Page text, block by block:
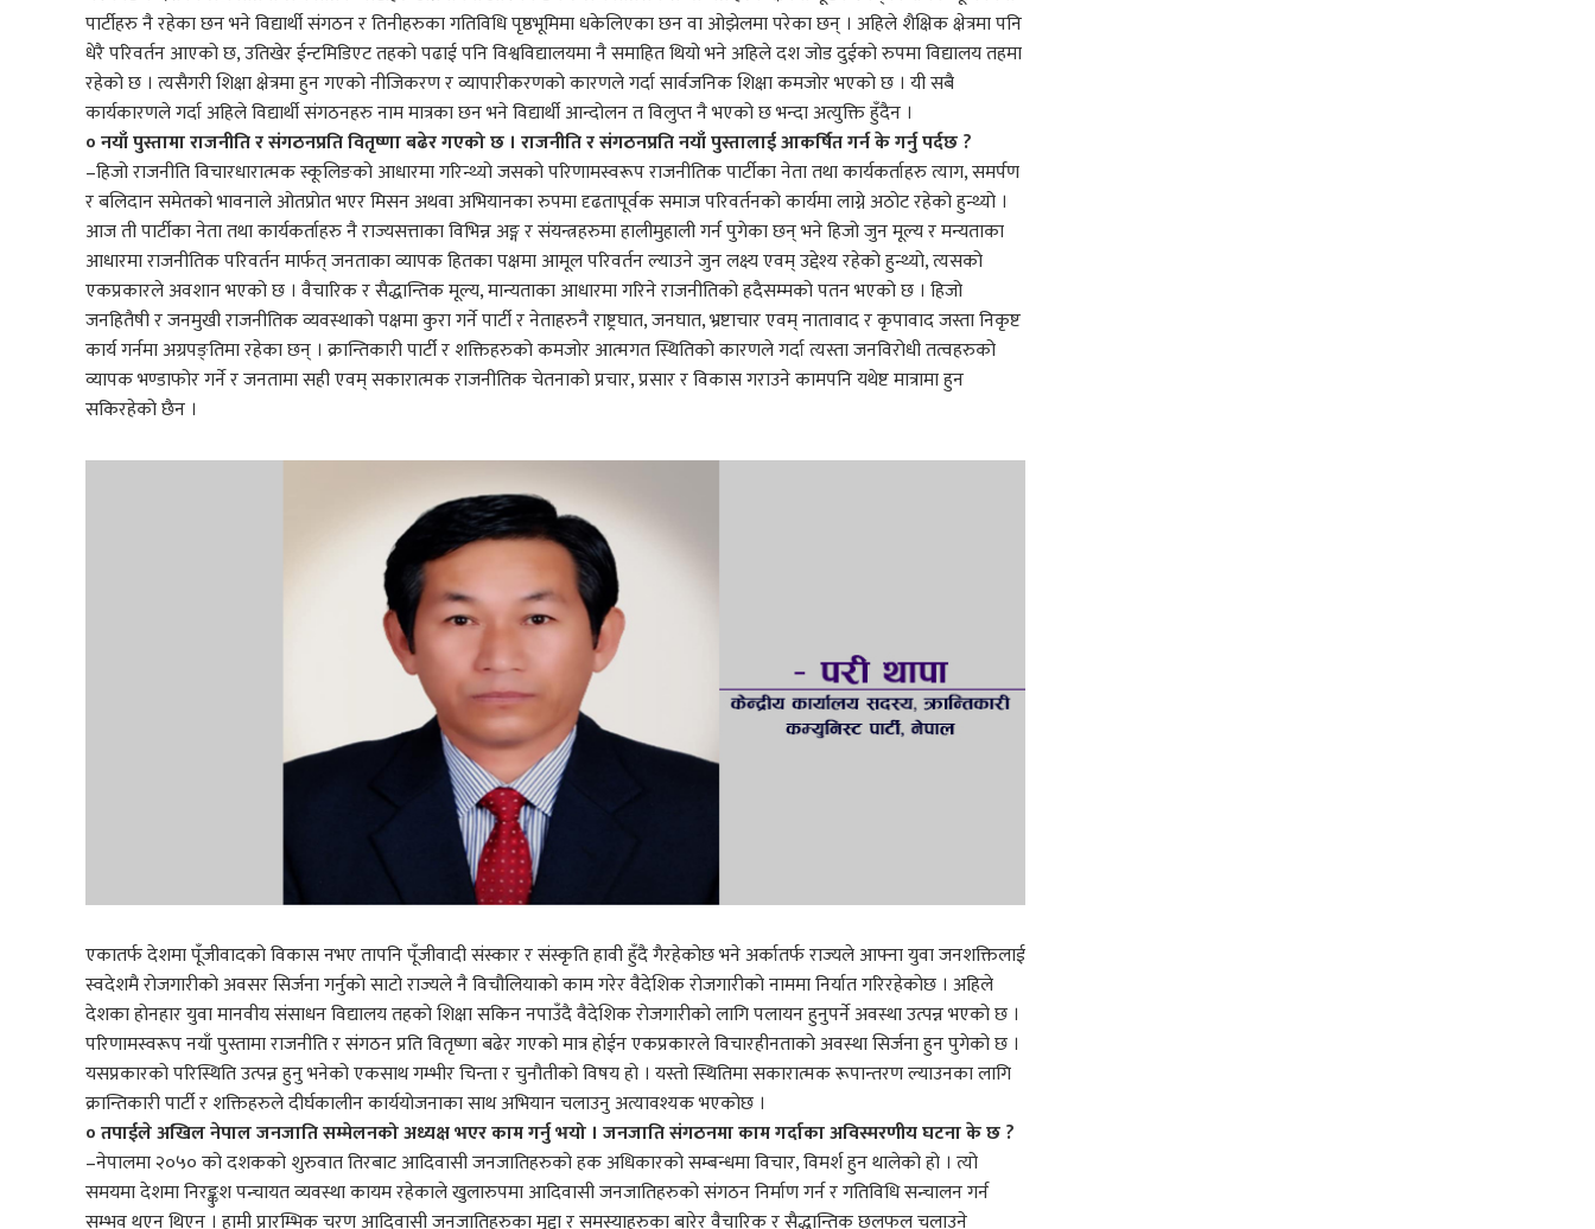
पार्टीहरु नै रहेका छन भने विद्यार्थी संगठन र तिनीहरुका गतिविधि पृष्ठभूमिमा धकेलिएका छन वा ओझेलमा परेका छन् । अहिले शैक्षिक क्षेत्रमा पनि
धेरै परिवर्तन आएको छ, उतिखेर ईन्टमिडिएट तहको पढाई पनि विश्वविद्यालयमा नै समाहित थियो भने अहिले दश जोड दुईको रुपमा विद्यालय तहमा
रहेको छ । त्यसैगरी शिक्षा क्षेत्रमा हुन गएको नीजिकरण र व्यापारीकरणको कारणले गर्दा सार्वजनिक शिक्षा कमजोर भएको छ । यी सबै
कार्यकारणले गर्दा अहिले विद्यार्थी संगठनहरु नाम मात्रका छन भने विद्यार्थी आन्दोलन त विलुप्त नै भएको छ भन्दा अत्युक्ति हुँदैन ।
० नयाँ पुस्तामा राजनीति र संगठनप्रति वितृष्णा बढेर गएको छ । राजनीति र संगठनप्रति नयाँ पुस्तालाई आकर्षित गर्न के गर्नु पर्दछ ?
–हिजो राजनीति विचारधारात्मक स्कूलिङको आधारमा गरिन्थ्यो जसको परिणामस्वरूप राजनीतिक पार्टीका नेता तथा कार्यकर्ताहरु त्याग, समर्पण
र बलिदान समेतको भावनाले ओतप्रोत भएर मिसन अथवा अभियानका रुपमा दृढतापूर्वक समाज परिवर्तनको कार्यमा लाग्ने अठोट रहेको हुन्थ्यो ।
आज ती पार्टीका नेता तथा कार्यकर्ताहरु नै राज्यसत्ताका विभिन्न अङ्ग र संयन्त्रहरुमा हालीमुहाली गर्न पुगेका छन् भने हिजो जुन मूल्य र मन्यताका
आधारमा राजनीतिक परिवर्तन मार्फत् जनताका व्यापक हितका पक्षमा आमूल परिवर्तन ल्याउने जुन लक्ष्य एवम् उद्देश्य रहेको हुन्थ्यो, त्यसको
एकप्रकारले अवशान भएको छ । वैचारिक र सैद्धान्तिक मूल्य, मान्यताका आधारमा गरिने राजनीतिको हदैसम्मको पतन भएको छ । हिजो
जनहितैषी र जनमुखी राजनीतिक व्यवस्थाको पक्षमा कुरा गर्ने पार्टी र नेताहरुनै राष्ट्रघात, जनघात, भ्रष्टाचार एवम् नातावाद र कृपावाद जस्ता निकृष्ट
कार्य गर्नमा अग्रपङ्तिमा रहेका छन् । क्रान्तिकारी पार्टी र शक्तिहरुको कमजोर आत्मगत स्थितिको कारणले गर्दा त्यस्ता जनविरोधी तत्वहरुको
व्यापक भण्डाफोर गर्ने र जनतामा सही एवम् सकारात्मक राजनीतिक चेतनाको प्रचार, प्रसार र विकास गराउने कामपनि यथेष्ट मात्रामा हुन
सकिरहेको छैन ।
एकातर्फ देशमा पूँजीवादको विकास नभए तापनि पूँजीवादी संस्कार र संस्कृति हावी हुँदै गैरहेकोछ भने अर्कातर्फ राज्यले आफ्ना युवा जनशक्तिलाई
स्वदेशमै रोजगारीको अवसर सिर्जना गर्नुको साटो राज्यले नै विचौलियाको काम गरेर वैदेशिक रोजगारीको नाममा निर्यात गरिरहेकोछ । अहिले
देशका होनहार युवा मानवीय संसाधन विद्यालय तहको शिक्षा सकिन नपाउँदै वैदेशिक रोजगारीको लागि पलायन हुनुपर्ने अवस्था उत्पन्न भएको छ ।
परिणामस्वरूप नयाँ पुस्तामा राजनीति र संगठन प्रति वितृष्णा बढेर गएको मात्र होईन एकप्रकारले विचारहीनताको अवस्था सिर्जना हुन पुगेको छ ।
यसप्रकारको परिस्थिति उत्पन्न हुनु भनेको एकसाथ गम्भीर चिन्ता र चुनौतीको विषय हो । यस्तो स्थितिमा सकारात्मक रूपान्तरण ल्याउनका लागि
क्रान्तिकारी पार्टी र शक्तिहरुले दीर्घकालीन कार्ययोजनाका साथ अभियान चलाउनु अत्यावश्यक भएकोछ ।
० तपाईले अखिल नेपाल जनजाति सम्मेलनको अध्यक्ष भएर काम गर्नु भयो । जनजाति संगठनमा काम गर्दाका अविस्मरणीय घटना के छ ?
–नेपालमा २०५० को दशकको शुरुवात तिरबाट आदिवासी जनजातिहरुको हक अधिकारको सम्बन्धमा विचार, विमर्श हुन थालेको हो । त्यो
समयमा देशमा निरङ्कुश पन्चायत व्यवस्था कायम रहेकाले खुलारुपमा आदिवासी जनजातिहरुको संगठन निर्माण गर्न र गतिविधि सन्चालन गर्न